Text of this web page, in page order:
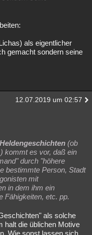
als eigentlicher
gemacht sondern seine
12.07.2019 um 02:57
Heldengeschichten (ob
kommt es vor, daß ein
durch "höhere
bestimmte Person, Stadt
mit
in dem ihm ein
Fähigkeiten, etc. pp.
als solche
halt die üblichen Motive
Wie sonst lassen sich